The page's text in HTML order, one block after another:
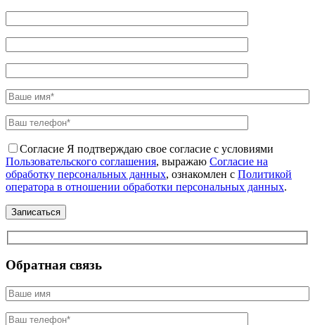
Согласие Я подтверждаю свое согласие с условиями
Пользовательского соглашения, выражаю Согласие на
обработку персональных данных, ознакомлен с Политикой
оператора в отношении обработки персональных данных.
Обратная связь